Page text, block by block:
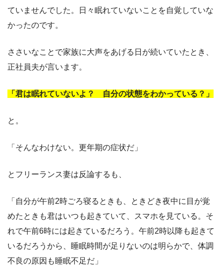
ていませんでした。日々眠れていないことを自覚していな
かったのです。
ささいなことで家族に大声をあげる日が続いていたとき、
正社員夫が言います。
「君は眠れていないよ？ 自分の状態をわかっている？」
と。
「そんなわけない。更年期の症状だ」
とフリーランス妻は反論するも、
「自分が午前2時ごろ寝るときも、ときどき夜中に目が覚
めたときも君はいつも起きていて、スマホを見ている。そ
れで午前6時には起きているだろう。午前2時以降も起きて
いるだろうから、睡眠時間が足りないのは明らかで、体調
不良の原因も睡眠不足だ」